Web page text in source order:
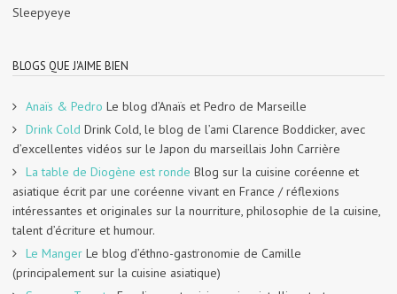
Sleepyeye
BLOGS QUE J'AIME BIEN
Anaïs & Pedro Le blog d’Anaïs et Pedro de Marseille
Drink Cold Drink Cold, le blog de l’ami Clarence Boddicker, avec
d’excellentes vidéos sur le Japon du marseillais John Carrière
La table de Diogène est ronde Blog sur la cuisine coréenne et
asiatique écrit par une coréenne vivant en France / réflexions
intéressantes et originales sur la nourriture, philosophie de la cuisine,
talent d’écriture et humour.
Le Manger Le blog d’éthno-gastronomie de Camille
(principalement sur la cuisine asiatique)